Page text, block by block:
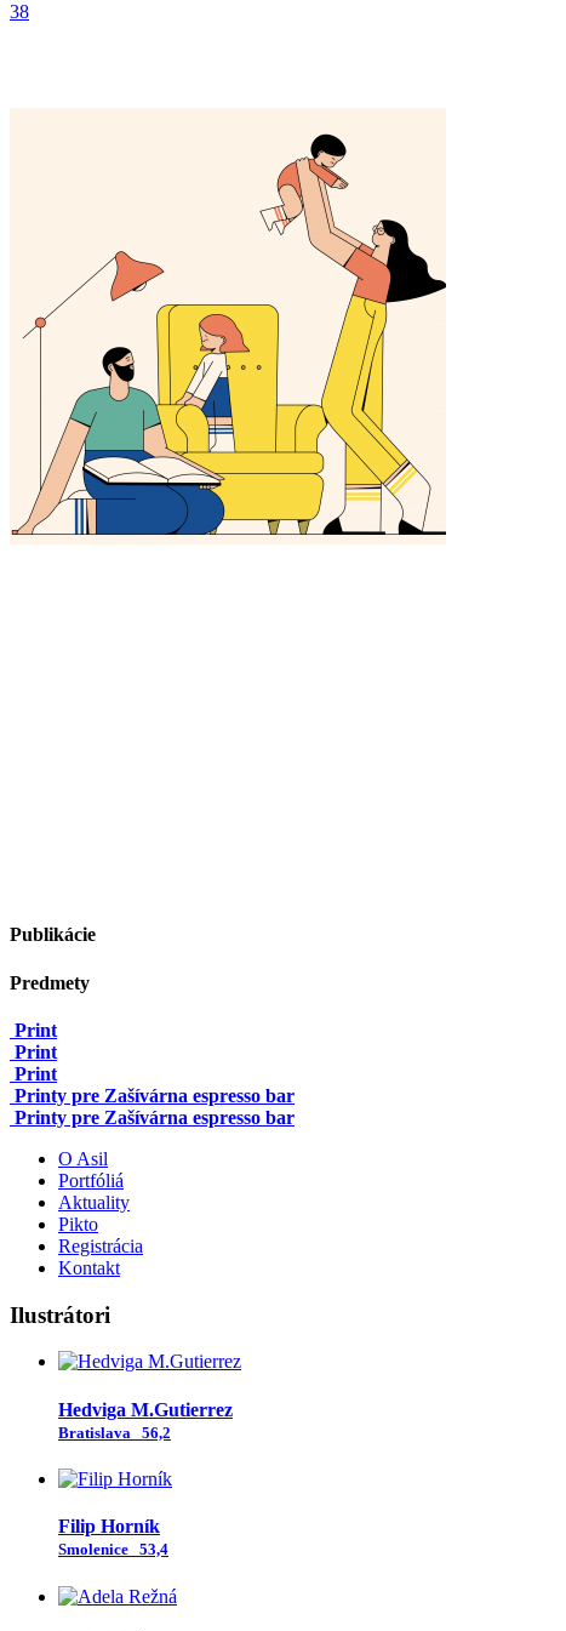
38
Publikácie
Predmety
Print
Print
Print
Printy pre Zašívárna espresso bar
Printy pre Zašívárna espresso bar
O Asil
Portfóliá
Aktuality
Pikto
Registrácia
Kontakt
Ilustrátori
Hedviga M.Gutierrez
Bratislava 56,2
Filip Horník
Smolenice 53,4